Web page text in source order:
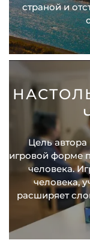
страной и
Цель
игровой форме
человека.
человека,
расширяет